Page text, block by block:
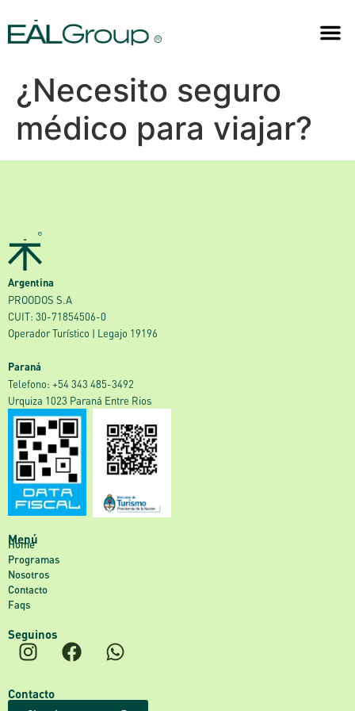
¿Necesito seguro
médico para viajar?
Argentina
PROODOS S.A
CUIT: 30-71854506-0
Operador Turístico | Legajo 19196
Paraná
‎Telefono: +54 343 485-3492
Urquiza 1023 Paraná Entre Rios
Menú
Home
Programas
Nosotros
Contacto
Faqs
Seguinos
Contacto